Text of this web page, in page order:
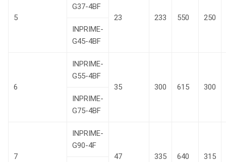
5
G37-4BF
23
233 550
250
INPRIME-
G45-4BF
6
INPRIME-
G55-4BF
35
300 615
300
INPRIME-
G75-4BF
7
INPRIME-
G90-4F
47
335 640
315